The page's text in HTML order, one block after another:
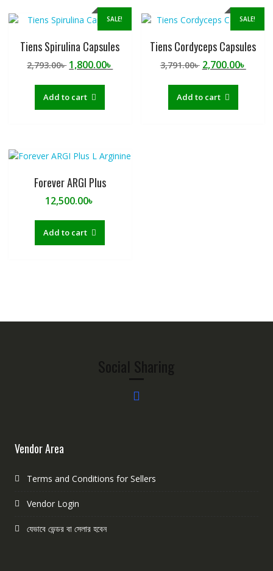
u
u
SALE!
Tiens Spirulina Capsules
2,793.00৳ Original
2,793.00৳ .
1,800.00৳
Add to cart
SALE!
Tiens Cordyceps Capsules
3,791.00৳ Original
3,791.00৳ .
2,700.00৳
Add to cart
Forever ARGI Plus
12,500.00৳
Add to cart
Social Sharing
Vendor Area
Terms and Conditions for Sellers
Vendor Login
যেভাবে ভেন্ডর বা সেলার হবেন